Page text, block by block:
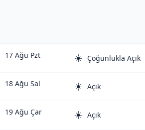
17 Ağu Pzt ☀️ Çoğunlukla Açık
18 Ağu Sal ☀️ Açık
19 Ağu Çar ☀️ Açık